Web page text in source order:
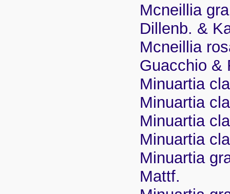
Mcneillia
Dillenb. &
Mcneillia
Guacchio &
Minuartia
Minuartia
Minuartia
Minuartia
Minuartia
Mattf.